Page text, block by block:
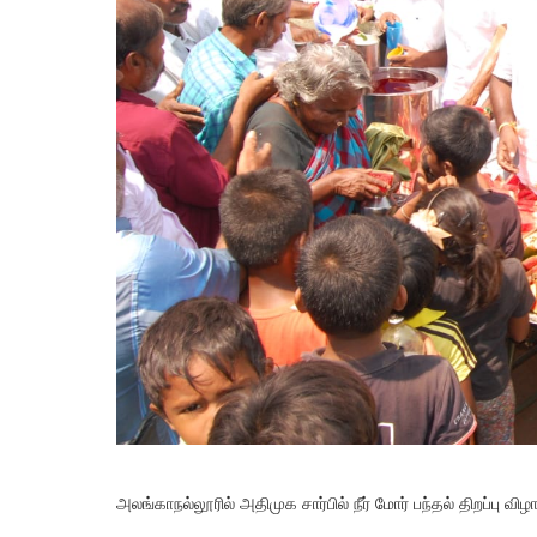
அலங்காநல்லூரில் அதிமுக சார்பில் நீர் மோர் பந்தல் திறப்பு